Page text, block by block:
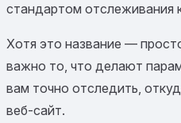
стандартом отслеживания
Хотя это название —
важно то, что делают
вам точно отследить,
веб-сайт.